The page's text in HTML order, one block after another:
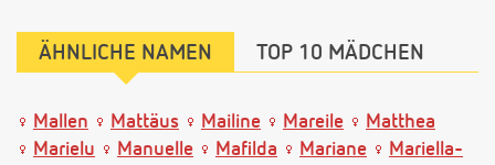
ÄHNLICHE NAMEN TOP 10 MÄDCHEN
Mallen Mattäus Mailine Mareile
Matthea
Marielu
Manuelle Mafilda Mariane
Mariella-